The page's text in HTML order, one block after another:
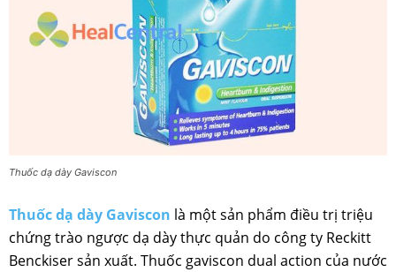
Thuốc dạ dày Gaviscon
Thuốc dạ dày Gaviscon là một sản phẩm điều trị triệu
chứng trào ngược dạ dày thực quản do công ty Reckitt
Benckiser sản xuất. Thuốc gaviscon dual action của nước